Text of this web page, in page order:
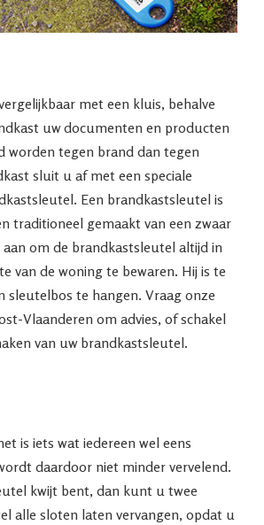
met een kluis, behalve
uw documenten en producten
worden tegen brand dan tegen
sluit u af met een speciale
Een brandkastsleutel is
traditioneel gemaakt van een zwaar
aan om de brandkastsleutel altijd in
van de woning te bewaren. Hij is te
sleutelbos te hangen. Vraag onze
Vlaanderen om advies, of schakel
van uw brandkastsleutel.
is iets wat iedereen wel eens
daardoor niet minder vervelend.
kwijt bent, dan kunt u twee
alle sloten laten vervangen, opdat u